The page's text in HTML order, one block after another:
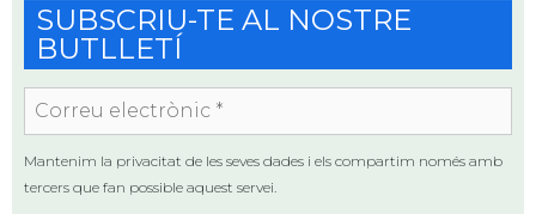
SUBSCRIU-TE AL NOSTRE
BUTLLETÍ
electrònic
*
Mantenim la privacitat de les seves dades i els compartim només amb
tercers que fan possible aquest servei.